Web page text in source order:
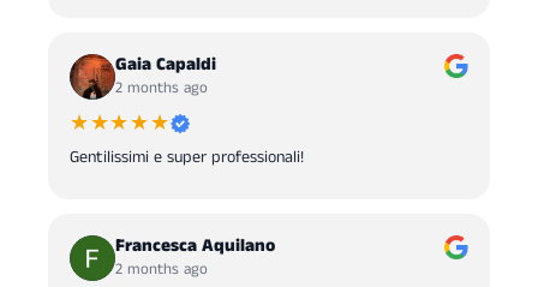
Gaia Capaldi
2 months ago
★★★★★
Gentilissimi e super professionali!
Francesca Aquilano
2 months ago